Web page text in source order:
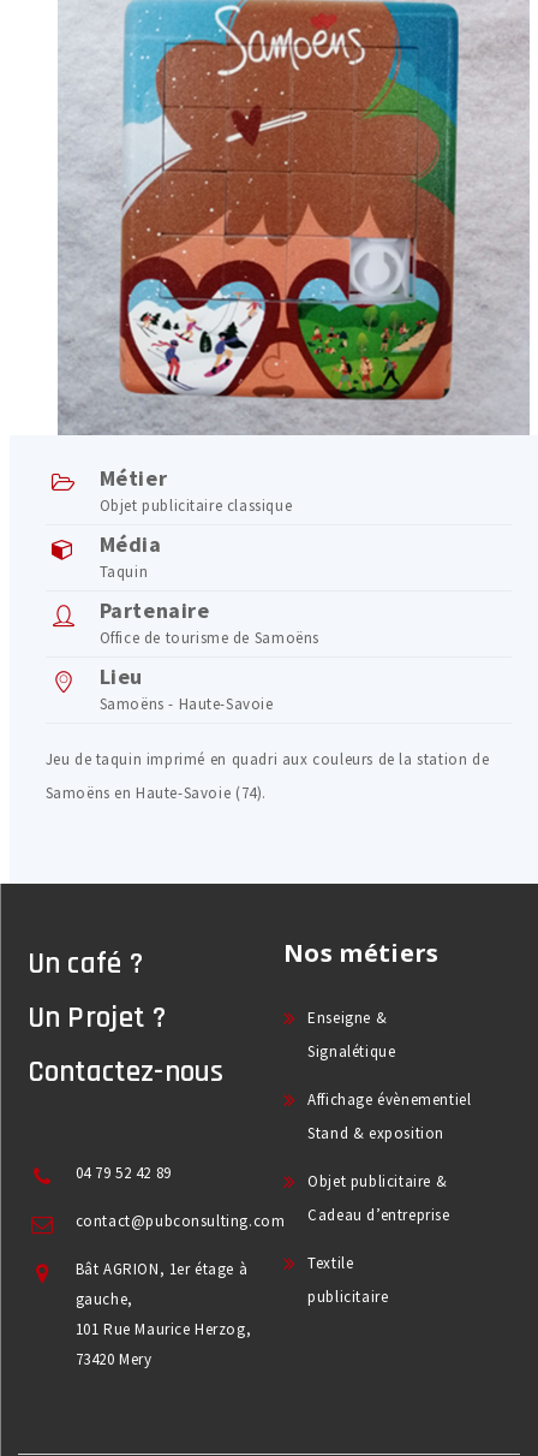
Métier
Objet publicitaire classique
Média
Taquin
Partenaire
Office de tourisme de Samoëns
Lieu
Samoëns - Haute-Savoie
Jeu de taquin imprimé en quadri aux couleurs de la station de
Samoëns en Haute-Savoie (74).
Un café ?
Un Projet ?
Contactez-nous
04 79 52 42 89
contact@pubconsulting.com
Bât AGRION, 1er étage à
gauche,
101 Rue Maurice Herzog,
73420 Mery
Nos métiers
Enseigne &
Signalétique
Affichage évènementiel
Stand & exposition
Objet publicitaire &
Cadeau d’entreprise
Textile
publicitaire